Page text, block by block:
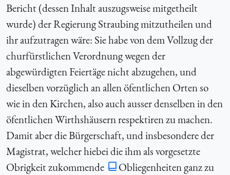
Bericht (dessen Inhalt auszugsweise mitgetheilt
wurde) der Regierung Straubing mitzutheilen und
ihr aufzutragen wäre: Sie habe von dem Vollzug der
churfürstlichen Verordnung wegen der
abgewürdigten Feiertäge nicht abzugehen, und
dieselben vorzüglich an allen öfentlichen Orten so
wie in den Kirchen, also auch ausser denselben in den
öfentlichen Wirthshäusern respektiren zu machen.
Damit aber die Bürgerschaft, und insbesondere der
Magistrat, welcher hiebei die ihm als vorgesetzte
Obrigkeit zukommende
Obliegenheiten ganz zu